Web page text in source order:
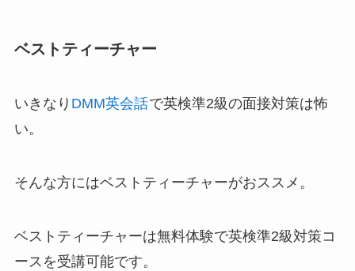
ベストティーチャー
いきなり DMM英会話で英検準2級の面接対策は怖
い。
そんな方にはベストティーチャーがおススメ。
ベストティーチャーは無料体験で英検準2級対策コ
ースを受講可能です。